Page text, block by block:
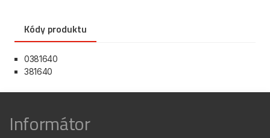
Kódy produktu
0381640
381640
Informátor